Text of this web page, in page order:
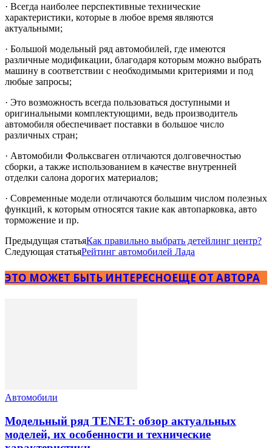
· Всегда наиболее перспективные технические
характеристики, которые в любое время являются
актуальными;
· Большой модельный ряд автомобилей, где имеются
различные модификации, благодаря которым можно выбрать
машину в соответствии с необходимыми критериями и под
любые запросы;
· Это возможность всегда пользоваться доступными и
оригинальными комплектующими, ведь производитель
автомобиля обеспечивает поставки в большое число
различных стран;
· Автомобили Фольксваген отличаются долговечностью
сборки, а также использованием в качестве внутренней
отделки салона дорогих материалов;
· Современные модели отличаются большим числом полезных
функций, к которым относятся такие как автопарковка, авто
торможение и пр.
Предыдущая статьяКак правильно выбрать детейлинг центр?
Следующая статьяРейтинг автомобилей Лада
ЭТО МОЖЕТ БЫТЬ ИНТЕРЕСНОЕЩЕ ОТ АВТОРА
Автомобили
Модельный ряд TENET: обзор актуальных
моделей, их особенности и технические